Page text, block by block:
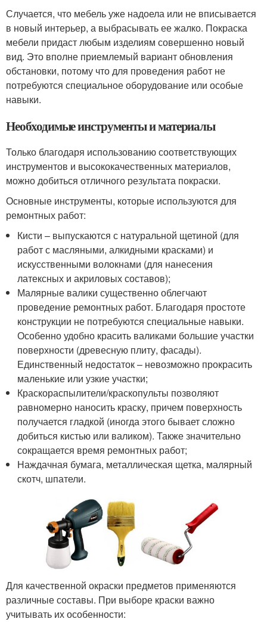
Случается, что мебель уже надоела или не вписывается
в новый интерьер, а выбрасывать ее жалко. Покраска
мебели придаст любым изделиям совершенно новый
вид. Это вполне приемлемый вариант обновления
обстановки, потому что для проведения работ не
потребуются специальное оборудование или особые
навыки.
Необходимые инструменты и материалы
Только благодаря использованию соответствующих
инструментов и высококачественных материалов,
можно добиться отличного результата покраски.
Основные инструменты, которые используются для
ремонтных работ:
Кисти – выпускаются с натуральной щетиной (для
работ с масляными, алкидными красками) и
искусственными волокнами (для нанесения
латексных и акриловых составов);
Малярные валики существенно облегчают
проведение ремонтных работ. Благодаря простоте
конструкции не потребуются специальные навыки.
Особенно удобно красить валиками большие участки
поверхности (древесную плиту, фасады).
Единственный недостаток – невозможно прокрасить
маленькие или узкие участки;
Краскораспылители/краскопульты позволяют
равномерно наносить краску, причем поверхность
получается гладкой (иногда этого бывает сложно
добиться кистью или валиком). Также значительно
сокращается время ремонтных работ;
Наждачная бумага, металлическая щетка, малярный
скотч, шпатели.
Для качественной окраски предметов применяются
различные составы. При выборе краски важно
учитывать их особенности: